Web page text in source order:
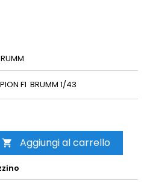
F1 BRUMM 1/43
 Aggiungi al carrello